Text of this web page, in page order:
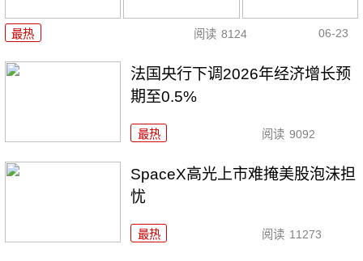
最热 阅读 8124 06-23
法国央行下调2026年经济增长预
期至0.5%
最热 阅读 9092
SpaceX高光上市难掩美股泡沫担
忧
最热 阅读 11273